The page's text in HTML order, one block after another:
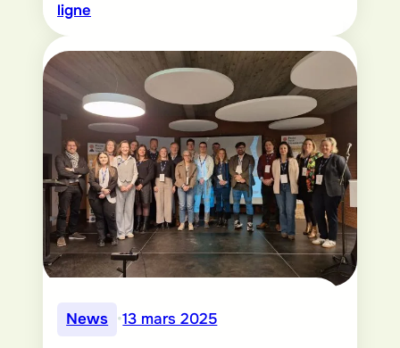
ligne
News •13 mars 2025